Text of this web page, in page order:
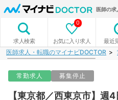
医師の求
求人検索 お気に入り求人
0
最近
医師求人・転職のマイナビDOCTOR
常勤求人 募集停止
【東京都／西東京市】